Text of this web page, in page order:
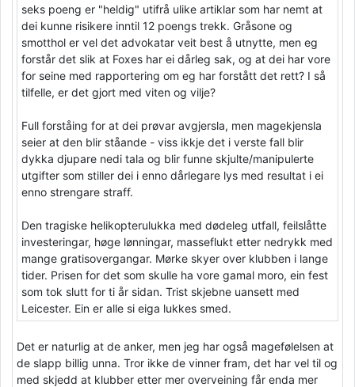
seks poeng er "heldig" utifrå ulike artiklar som har nemt at
dei kunne risikere inntil 12 poengs trekk. Gråsone og
smotthol er vel det advokatar veit best å utnytte, men eg
forstår det slik at Foxes har ei dårleg sak, og at dei har vore
for seine med rapportering om eg har forstått det rett? I så
tilfelle, er det gjort med viten og vilje?
Full forståing for at dei prøvar avgjersla, men magekjensla
seier at den blir ståande - viss ikkje det i verste fall blir
dykka djupare nedi tala og blir funne skjulte/manipulerte
utgifter som stiller dei i enno dårlegare lys med resultat i ei
enno strengare straff.
Den tragiske helikopterulukka med dødeleg utfall, feilslåtte
investeringar, høge lønningar, masseflukt etter nedrykk med
mange gratisovergangar. Mørke skyer over klubben i lange
tider. Prisen for det som skulle ha vore gamal moro, ein fest
som tok slutt for ti år sidan. Trist skjebne uansett med
Leicester. Ein er alle si eiga lukkes smed.
Det er naturlig at de anker, men jeg har også magefølelsen at
de slapp billig unna. Tror ikke de vinner fram, det har vel til og
med skjedd at klubber etter mer overveining får enda mer